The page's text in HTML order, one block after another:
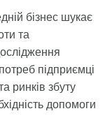
бізнес шукає
та
підприємці
ринків збуту
допомоги